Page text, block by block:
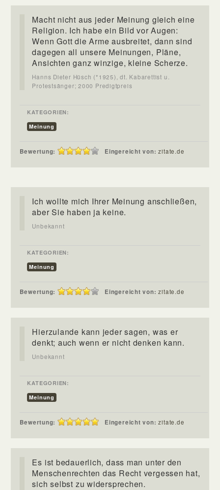
Macht nicht aus jeder Meinung gleich eine
Religion. Ich habe ein Bild vor Augen:
Wenn Gott die Arme ausbreitet, dann sind
dagegen all unsere Meinungen, Pläne,
Ansichten ganz winzige, kleine Scherze.
Hanns Dieter Hüsch (*1925), dt. Kabarettist u.
Protestsänger; 2000 Predigtpreis
KATEGORIEN:
Meinung
Bewertung: Eingereicht von:zitate.de
Ich wollte mich Ihrer Meinung anschließen,
aber Sie haben ja keine.
Unbekannt
KATEGORIEN:
Meinung
Bewertung: Eingereicht von:zitate.de
Hierzulande kann jeder sagen, was er
denkt; auch wenn er nicht denken kann.
Unbekannt
KATEGORIEN:
Meinung
Bewertung: Eingereicht von:zitate.de
Es ist bedauerlich, dass man unter den
Menschenrechten das Recht vergessen hat,
sich selbst zu widersprechen.